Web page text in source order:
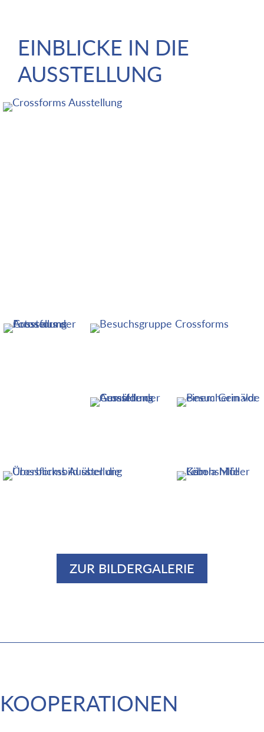
EINBLICKE IN DIE
AUSSTELLUNG
ZUR BILDERGALERIE
KOOPERATIONEN